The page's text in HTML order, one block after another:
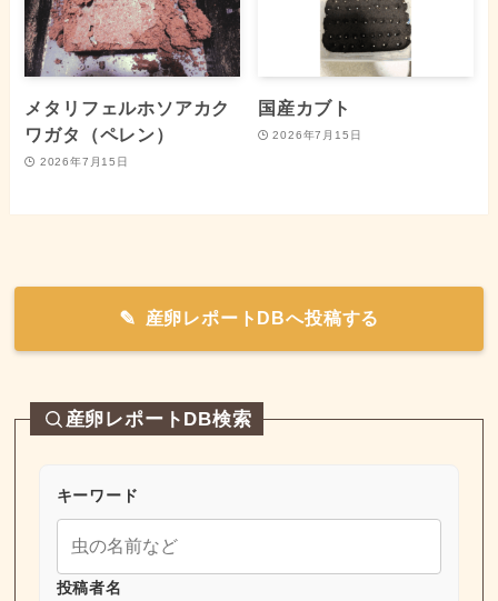
メタリフェルホソアカク
ワガタ（ペレン）
2026年7月15日
国産カブト
2026年7月15日
産卵レポートDBへ投稿する
産卵レポートDB検索
キーワード
投稿者名